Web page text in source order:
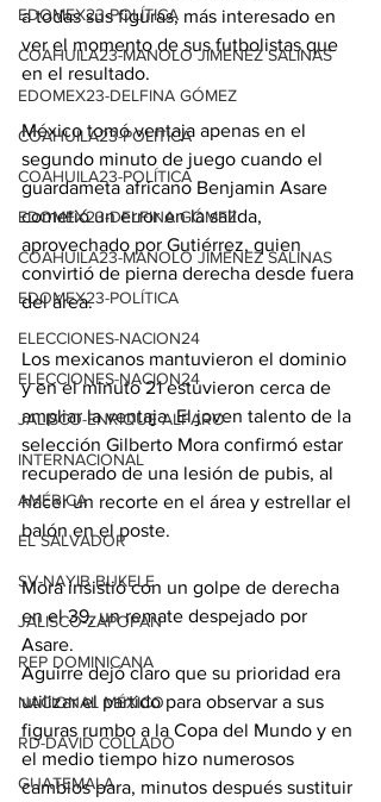
EDOMEX23-POLÍTICA
COAHUILA23-MANOLO JIMÉNEZ SALINAS
EDOMEX23-DELFINA GÓMEZ
COAHUILA23-POLÍTICA
COAHUILA23-POLÍTICA
EDOMEX23-DELFINA GÓMEZ
COAHUILA23-MANOLO JIMÉNEZ SALINAS
EDOMEX23-POLÍTICA
ELECCIONES-NACION24
ELECCIONES-NACION24
JALISCO-ENRIQUE ALFARO
INTERNACIONAL
AMÉRICA
EL SALVADOR
SV-NAYIB BUKELE
JALISCO-ZAPOPAN
REP DOMINICANA
NACIONAL MÉXICO
RD-DAVID COLLADO
GUATEMALA
a todas sus figuras, más interesado en
ver el momento de sus futbolistas que
en el resultado.
México tomó ventaja apenas en el
segundo minuto de juego cuando el
guardameta africano Benjamin Asare
cometió un error en la salida,
aprovechado por Gutiérrez, quien
convirtió de pierna derecha desde fuera
del área.
Los mexicanos mantuvieron el dominio
y en el minuto 21 estuvieron cerca de
ampliar la ventaja. El joven talento de la
selección Gilberto Mora confirmó estar
recuperado de una lesión de pubis, al
hacer un recorte en el área y estrellar el
balón en el poste.
Mora insistió con un golpe de derecha
en el 39, un remate despejado por
Asare.
Aguirre dejó claro que su prioridad era
utilizar el partido para observar a sus
figuras rumbo a la Copa del Mundo y en
el medio tiempo hizo numerosos
cambios para, minutos después sustituir